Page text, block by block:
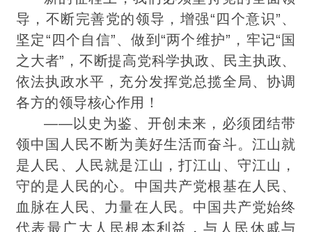
导，不断完善党的领导，增强“四个意识”、
坚定“四个自信”、做到“两个维护”，牢记“国
之大者”，不断提高党科学执政、民主执政、
依法执政水平，充分发挥党总揽全局、协调
各方的领导核心作用！
——以史为鉴、开创未来，必须团结带
领中国人民不断为美好生活而奋斗。江山就
是人民、人民就是江山，打江山、守江山，
守的是人民的心。中国共产党根基在人民、
血脉在 人民、力量在人民。中国共产党始终
代表最 广大人民根本利益，与人民休戚与